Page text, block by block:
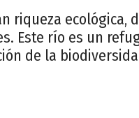
riqueza ecológica,
Este río es un
de la